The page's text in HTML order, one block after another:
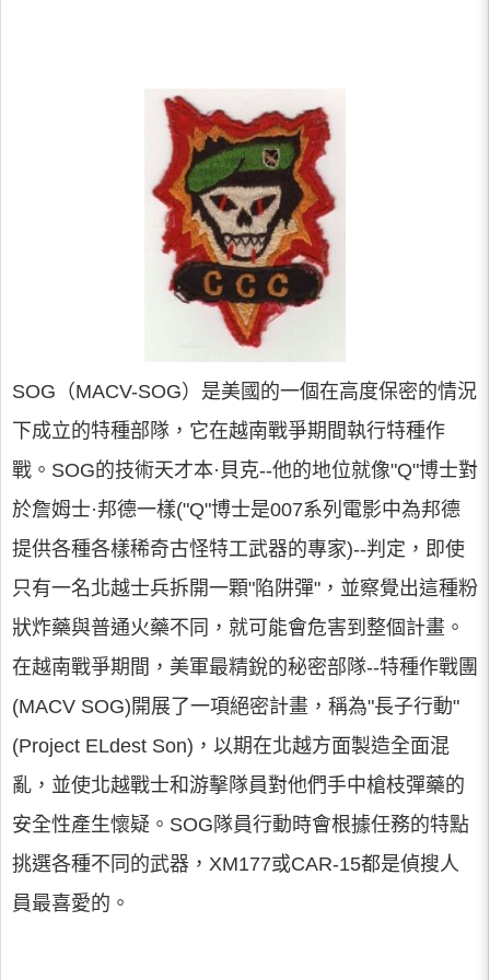
SOG（MACV-SOG）是美國的一個在高度保密的情況
下成立的特種部隊，它在越南戰爭期間執行特種作
戰。SOG的技術天才本·貝克--他的地位就像"Q"博士對
於詹姆士·邦德一樣("Q"博士是007系列電影中為邦德
提供各種各樣稀奇古怪特工武器的專家)--判定，即使
只有一名北越士兵拆開一顆"陷阱彈"，並察覺出這種粉
狀炸藥與普通火藥不同，就可能會危害到整個計畫。
在越南戰爭期間，美軍最精銳的秘密部隊--特種作戰團
(MACV SOG)開展了一項絕密計畫，稱為"長子行動"
(Project ELdest Son)，以期在北越方面製造全面混
亂，並使北越戰士和游擊隊員對他們手中槍枝彈藥的
安全性產生懷疑。SOG隊員行動時會根據任務的特點
挑選各種不同的武器，XM177或CAR-15都是偵搜人
員最喜愛的。